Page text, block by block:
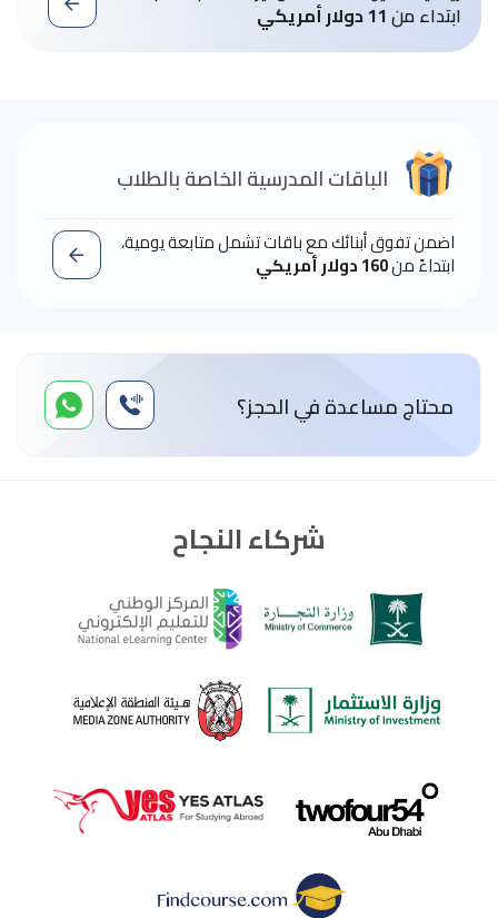
ابتداء من11 دولار أمريكي
الباقات المدرسية الخاصة بالطلاب
اضمن تفوق أبنائك مع باقات تشمل متابعة يومية،
ابتداءً من160 دولار أمريكي
محتاج مساعدة في الحجز؟
شركاء النجاح